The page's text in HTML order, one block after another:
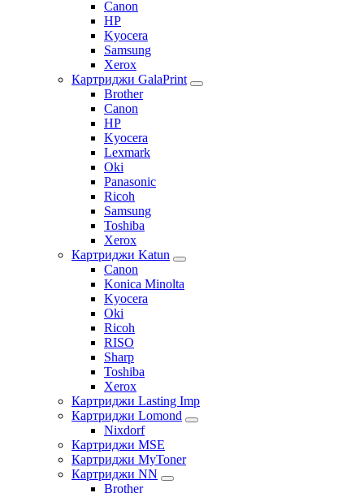
Canon
HP
Kyocera
Samsung
Xerox
Картриджи GalaPrint
Brother
Canon
HP
Kyocera
Lexmark
Oki
Panasonic
Ricoh
Samsung
Toshiba
Xerox
Картриджи Katun
Canon
Konica Minolta
Kyocera
Oki
Ricoh
RISO
Sharp
Toshiba
Xerox
Картриджи Lasting Imp
Картриджи Lomond
Nixdorf
Картриджи MSE
Картриджи MyToner
Картриджи NN
Brother